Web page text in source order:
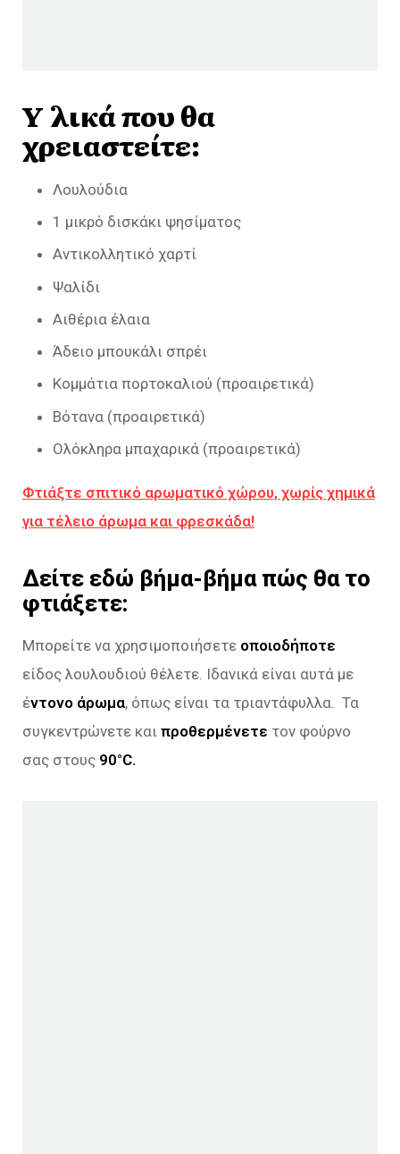
Υλικά που θα
χρειαστείτε:
Λουλούδια
1 μικρό δισκάκι ψησίματος
Αντικολλητικό χαρτί
Ψαλίδι
Αιθέρια έλαια
Άδειο μπουκάλι σπρέι
Κομμάτια πορτοκαλιού (προαιρετικά)
Βότανα (προαιρετικά)
Ολόκληρα μπαχαρικά (προαιρετικά)
Φτιάξτε σπιτικό αρωματικό χώρου, χωρίς χημικά
για τέλειο άρωμα και φρεσκάδα!
Δείτε εδώ βήμα-βήμα πώς θα το
φτιάξετε:
Μπορείτε να χρησιμοποιήσετε οποιοδήποτε
είδος λουλουδιού θέλετε. Ιδανικά είναι αυτά με
έντονο άρωμα, όπως είναι τα τριαντάφυλλα. Τα
συγκεντρώνετε και προθερμένετε τον φούρνο
σας στους 90°C.